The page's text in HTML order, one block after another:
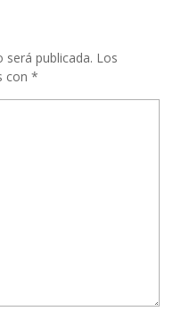
publicada. Los
con *